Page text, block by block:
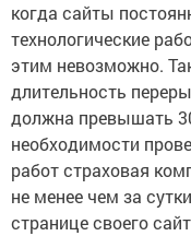
когда сайты
технологические
этим невозможно.
длительность
должна превышать
необходимости
работ страховая
не менее чем за
странице своего